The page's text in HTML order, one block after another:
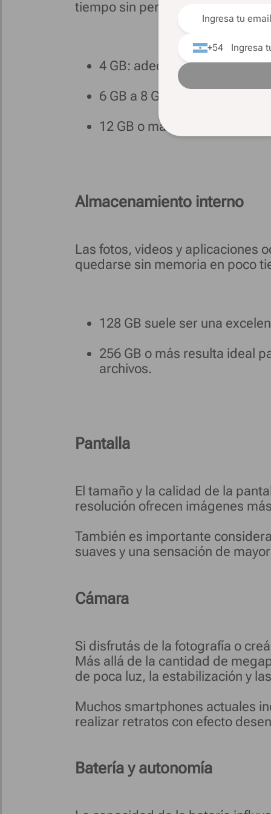
+54
tiempo sin perder fluidez.
4 GB: adecuados para un
6 GB a 8 GB: ideales para la
12 GB o más:
Almacenamiento interno
Las fotos, videos y aplicaciones
quedarse sin memoria en poco
128 GB suele ser una
256 GB o más resulta ideal
archivos.
Pantalla
El tamaño y la calidad de la
resolución ofrecen imágenes
También es importante
suaves y una sensación de
Cámara
Si disfrutás de la fotografía o
Más allá de la cantidad de
de poca luz, la estabilización y
Muchos smartphones actuales
realizar retratos con efecto
Batería y autonomía